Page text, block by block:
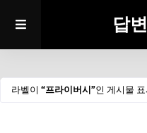
답
라벨이 프라이버시 인 게시물 표